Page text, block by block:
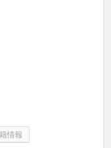
情報